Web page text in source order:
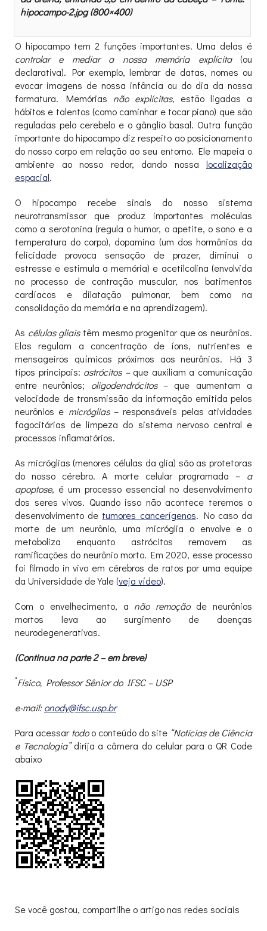
hipocampo-2.jpg (800×400)
O hipocampo tem 2 funções importantes. Uma delas é
controlar e mediar a nossa memória explícita(ou
declarativa). Por exemplo, lembrar de datas, nomes ou
evocar imagens de nossa infância ou do dia da nossa
formatura. Memórias não explícitas, estão ligadas a
hábitos e talentos (como caminhar e tocar piano) que são
reguladas pelo cerebelo e o gânglio basal. Outra função
importante do hipocampo diz respeito ao posicionamento
do nosso corpo em relação ao seu entorno. Ele mapeia o
ambiente ao nosso redor, dando nossa localização
espacial.
O hipocampo recebe sinais do nosso sistema
neurotransmissor que produz importantes moléculas
como a serotonina (regula o humor, o apetite, o sono e a
temperatura do corpo), dopamina (um dos hormônios da
felicidade provoca sensação de prazer, diminui o
estresse e estimula a memória) e acetilcolina (envolvida
no processo de contração muscular, nos batimentos
cardíacos e dilatação pulmonar, bem como na
consolidação da memória e na aprendizagem).
As células gliaistêm mesmo progenitor que os neurônios.
Elas regulam a concentração de íons, nutrientes e
mensageiros químicos próximos aos neurônios. Há 3
tipos principais: astrócitos – que auxiliam a comunicação
entre neurônios; oligodendrócitos– que aumentam a
velocidade de transmissão da informação emitida pelos
neurônios e micróglias– responsáveis pelas atividades
fagocitárias de limpeza do sistema nervoso central e
processos inflamatórios.
As micróglias (menores células da glia) são as protetoras
do nosso cérebro. A morte celular programada – a
apoptose, é um processo essencial no desenvolvimento
dos seres vivos. Quando isso não acontece teremos o
desenvolvimento de tumores cancerígenos. No caso da
morte de um neurônio, uma micróglia o envolve e o
metaboliza enquanto astrócitos removem as
ramificações do neurônio morto. Em 2020, esse processo
foi filmado in vivo em cérebros de ratos por uma equipe
da Universidade de Yale (veja vídeo).
Com o envelhecimento, a não remoçãode neurônios
mortos leva ao surgimento de doenças
neurodegenerativas.
(Continuana parte2– em breve)
*Físico, Professor Sênior do IFSC – USP
e-mail:onody@ifsc.usp.br
Para acessartodoo conteúdo do site “Notícias de Ciência
e Tecnologia”dirija a câmera do celular para o QR Code
abaixo
Se você gostou, compartilhe o artigo nas redes sociais